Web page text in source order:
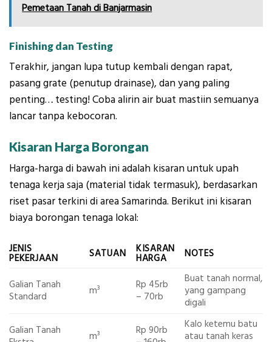
Pemetaan Tanah di Banjarmasin
Finishing dan Testing
Terakhir, jangan lupa tutup kembali dengan rapat,
pasang grate (penutup drainase), dan yang paling
penting… testing! Coba alirin air buat mastiin semuanya
lancar tanpa kebocoran.
Kisaran Harga Borongan
Harga-harga di bawah ini adalah kisaran untuk upah
tenaga kerja saja (material tidak termasuk), berdasarkan
riset pasar terkini di area Samarinda. Berikut ini kisaran
biaya borongan tenaga lokal:
JENIS
PEKERJAAN SATUAN KISARAN
HARGA NOTES
Galian Tanah
Standard
m³
Rp 45rb
– 70rb
Buat tanah normal,
yang gampang
digali
Galian Tanah
m³
Rp 90rb
Kalo ketemu batu
atau tanah keras